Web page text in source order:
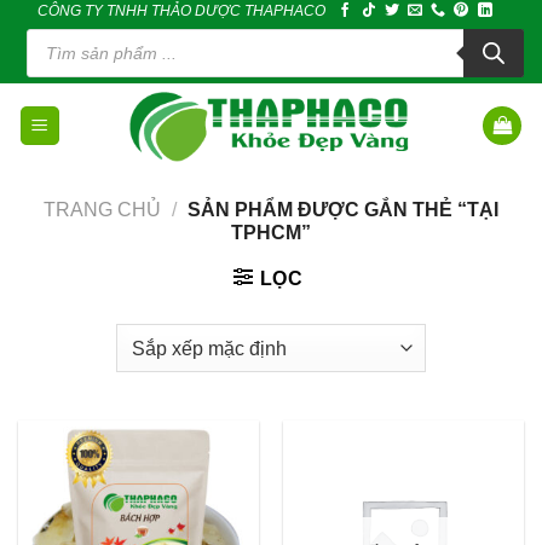
content
CÔNG TY TNHH THẢO DƯỢC THAPHACO
Tìm
kiếm
phẩm
TRANG CHỦ / SẢN PHẨM ĐƯỢC GẮN THẺ “TẠI
TPHCM”
LỌC